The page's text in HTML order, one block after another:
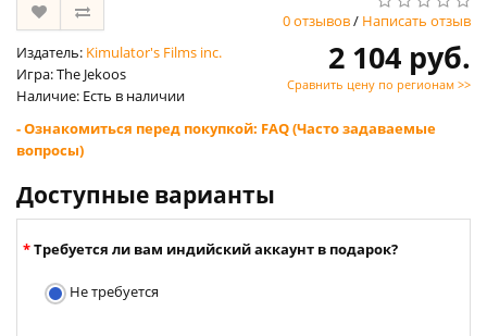
0 отзывов/ Написать отзыв
Издатель: Kimulator's Films inc.
Игра: The Jekoos
Наличие: Есть в наличии
2 104 руб.
Сравнить цену по регионам >>
- Ознакомиться перед покупкой: FAQ (Часто задаваемые
вопросы)
Доступные варианты
Требуется ли вам индийский аккаунт в подарок?
Не требуется